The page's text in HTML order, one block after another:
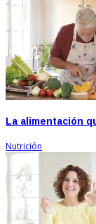
La alimentación
Nutrición